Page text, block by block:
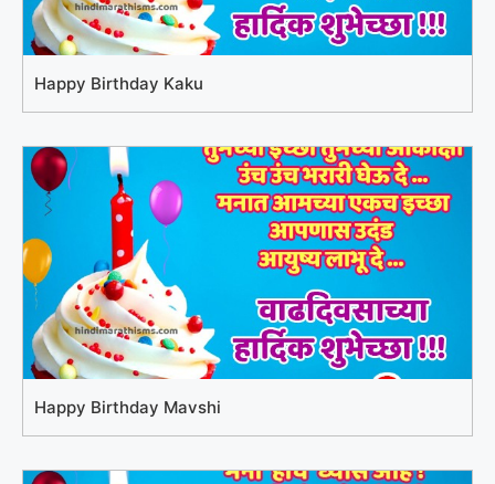
Happy Birthday Kaku
Happy Birthday Mavshi